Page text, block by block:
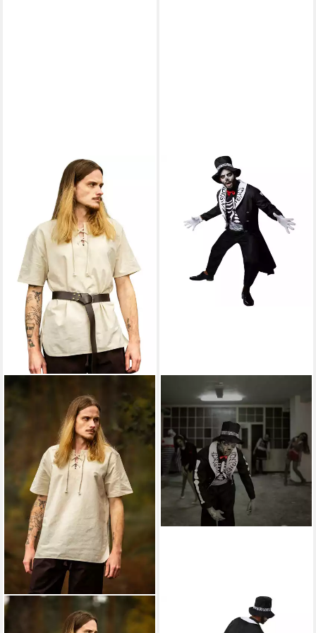
LEONARDO CARBONE
Wikinger-Kostüm Hemd
Kostüm Edelmann/Kavalier, in